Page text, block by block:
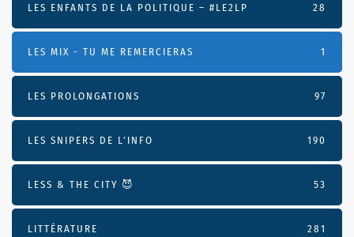
LES ENFANTS DE LA POLITIQUE – #LE2LP 28
LES MIX - TU ME REMERCIERAS 1
LES PROLONGATIONS 97
LES SNIPERS DE L’INFO 190
LESS & THE CITY 😈 53
LITTÉRATURE 281